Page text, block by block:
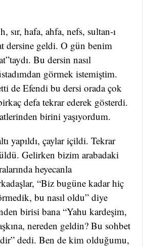
sır, hafa, ahfa, nefs, sultan-ı
dersine geldi. O gün benim
Bu dersin nasıl
görmek istemiştim.
de Efendi bu dersi orada çok
defa tekrar ederek gösterdi.
birini yaşıyordum.
yapıldı, çaylar içildi. Tekrar
Gelirken bizim arabadaki
heyecanla
“Biz bugüne kadar hiç
bu nasıl oldu” diye
birisi bana “Yahu kardeşim,
nereden geldin? Bu sohbet
dedi. Ben de kim olduğumu,